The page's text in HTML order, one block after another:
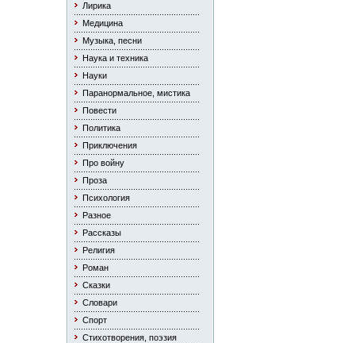
Лирика
Медицина
Музыка, песни
Наука и техника
Науки
Паранормальное, мистика
Повести
Политика
Приключения
Про войну
Проза
Психология
Разное
Рассказы
Религия
Роман
Сказки
Словари
Спорт
Стихотворения, поэзия